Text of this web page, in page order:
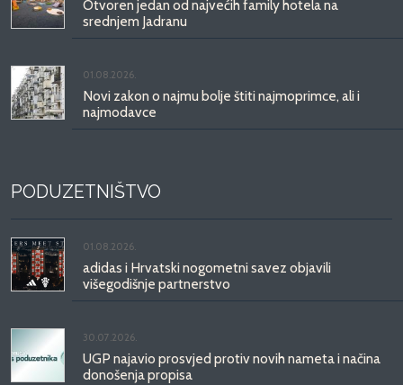
Otvoren jedan od najvećih family hotela na
srednjem Jadranu
01.08.2026.
Novi zakon o najmu bolje štiti najmoprimce, ali i
najmodavce
PODUZETNIŠTVO
01.08.2026.
adidas i Hrvatski nogometni savez objavili
višegodišnje partnerstvo
30.07.2026.
UGP najavio prosvjed protiv novih nameta i načina
donošenja propisa